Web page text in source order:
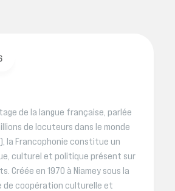
de la langue française, parlée
de locuteurs dans le monde
la Francophonie constitue un
culturel et politique présent sur
Créée en 1970 à Niamey sous la
de coopération culturelle et